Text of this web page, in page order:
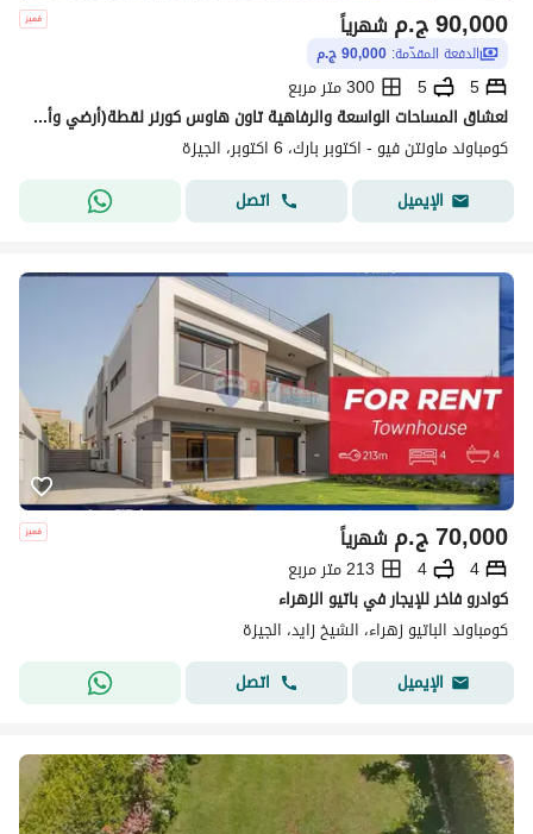
ج.م90,000 شهرياً
الدفعة المقدّمة: 90,000 ج.م
5
5
300 متر مربع
لعشاق المساحات الواسعة والرفاهية تاون هاوس كورنر لقطة(أرضي وأول وروف)5 غرف بالمطبخ والتكييفات كمبوند ماونتن فيو أكتوبر بارك(Mountain View October Park
كومباوند ماونتن فيو - اكتوبر بارك، 6 اكتوبر، الجيزة
الإيميل
اتصل
ج.م70,000 شهرياً
4
4
213 متر مربع
كوادرو فاخر للإيجار في باتيو الزهراء
كومباوند الباتيو زهراء، الشيخ زايد، الجيزة
الإيميل
اتصل